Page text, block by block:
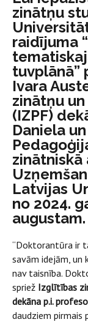
zinātņu
raidījuma
tuvplānā”
Ivara
zinātņu
(IZPF)
Daniela
zinātniskā
Latvijas
no 2024.
augustam.
“Doktorantūra ir
savām idejām,
nav taisnība.
spriež Izglītības
dekāna p.i.
daudziem pirmais